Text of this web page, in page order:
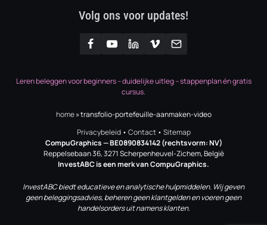
Volg ons voor updates!
Leren beleggen voor beginners – duidelijke uitleg – stappenplan én gratis
cursus.
home»transfolio-portefeuille-aanmaken-video
Privacybeleid • Contact• Sitemap
CompuGraphics— BE0890834142 (rechtsvorm: NV)
Reppelsebaan 36, 3271 Scherpenheuvel-Zichem, België
InvestABC is een merk van CompuGraphics.
InvestABC biedt educatieve en analytische hulpmiddelen. Wij geven
geen beleggingsadvies, beheren geen klantgelden en voeren geen
handelsorders uit namens klanten.